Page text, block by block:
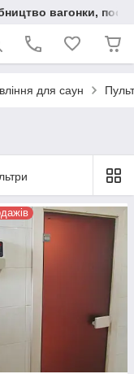
вагонки,
для саун